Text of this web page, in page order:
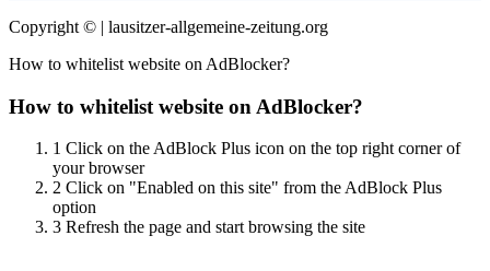
Copyright © | lausitzer-allgemeine-zeitung.org
How to whitelist website on AdBlocker?
How to whitelist website on AdBlocker?
1 Click on the AdBlock Plus icon on the top right corner of
your browser
2 Click on "Enabled on this site" from the AdBlock Plus
option
3 Refresh the page and start browsing the site